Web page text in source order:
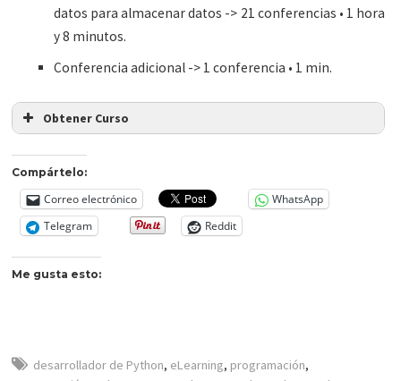
datos para almacenar datos -> 21 conferencias • 1 hora
y 8 minutos.
Conferencia adicional -> 1 conferencia • 1 min.
Obtener Curso
Compártelo:
Correo electrónico
WhatsApp
Telegram
Reddit
Me gusta esto:
desarrollador de Python, eLearning, programación,